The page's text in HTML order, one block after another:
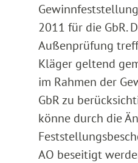
2011 für die GbR.
Außenprüfung
Kläger geltend
im Rahmen der
GbR zu
könne durch die
AO beseitigt